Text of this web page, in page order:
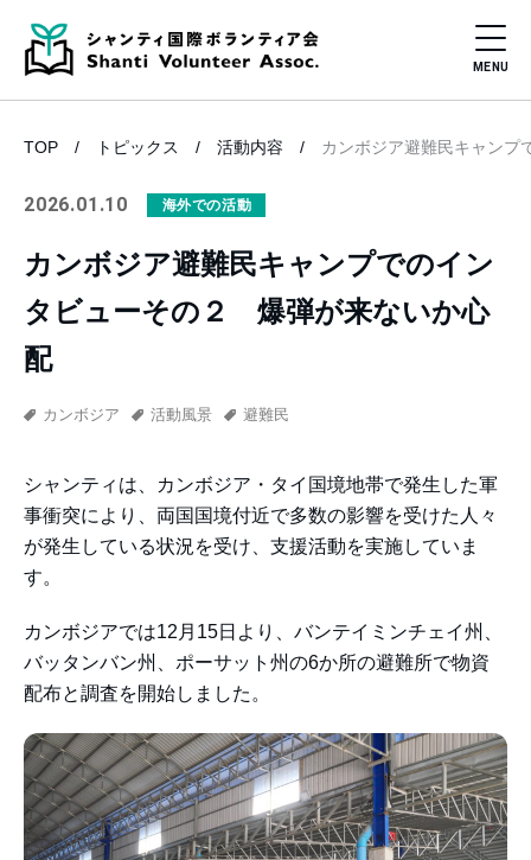
TOP トピックス 活動内容 カンボジア避難民キャン
2026.01.10 海外での活動
カンボジア避難民キャンプでのイン
タビューその２ 爆弾が来ないか心
配
カンボジア 活動風景 避難民
シャンティは、カンボジア・タイ国境地帯で発生した軍
事衝突により、両国国境付近で多数の影響を受けた人々
が発生している状況を受け、支援活動を実施していま
す。
カンボジアでは12月15日より、バンテイミンチェイ州、
バッタンバン州、ポーサット州の6か所の避難所で物資
配布と調査を開始しました。